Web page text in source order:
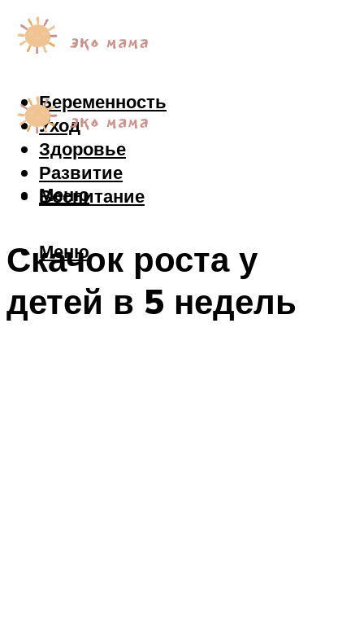
Беременность
Уход
Здоровье
Развитие
Воспитание
Меню
Меню
Скачок роста у
детей в 5 недель